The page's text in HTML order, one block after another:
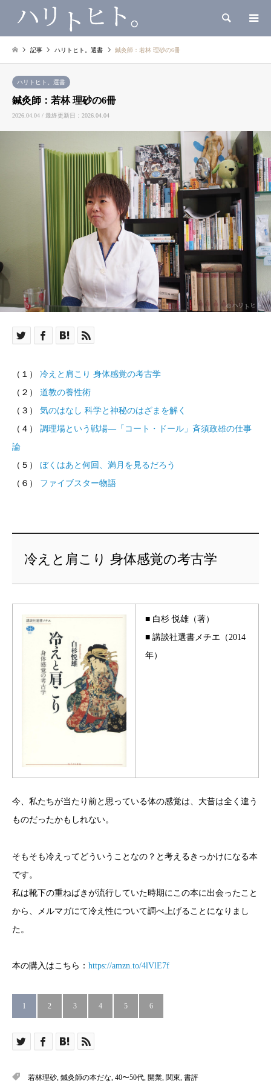
検索
記事 ハリトヒト。選書 鍼灸師：若林 理砂の6冊
ハリトヒト。選書
鍼灸師：若林 理砂の6冊
2026.04.04 / 最終更新日：2026.04.04
（１） 冷えと肩こり 身体感覚の考古学
（２） 道教の養性術
（３） 気のはなし 科学と神秘のはざまを解く
（４） 調理場という戦場―「コート・ドール」斉須政雄の仕事
論
（５） ぼくはあと何回、満月を見るだろう
（６） ファイブスター物語
冷えと肩こり 身体感覚の考古学
■ 白杉 悦雄（著）
■ 講談社選書メチエ（2014
年）
今、私たちが当たり前と思っている体の感覚は、大昔は全く違う
ものだったかもしれない。
そもそも冷えってどういうことなの？と考えるきっかけになる本
です。
私は靴下の重ねばきが流行していた時期にこの本に出会ったこと
から、メルマガにて冷え性について調べ上げることになりまし
た。
本の購入はこちら： https://amzn.to/4lVlE7f
1 2 3 4 5 6
若林理砂, 鍼灸師の本だな, 40〜50代, 開業, 関東, 書評